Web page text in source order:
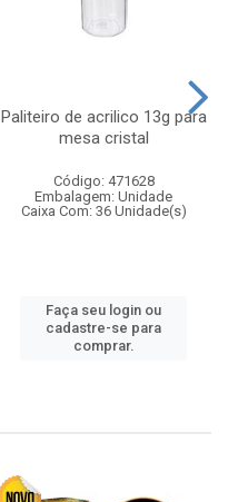
Paliteiro de acrilico 13g para
mesa cristal
Código: 471628
Embalagem: Unidade
Caixa Com: 36 Unidade(s)
Faça seu login ou
cadastre-se para
comprar.